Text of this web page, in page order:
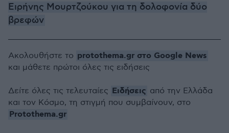
Ειρήνης Μουρτζούκου για τη δολοφονία δύο
βρεφών
Ακολουθήστε το protothema.gr στο Google News
και μάθετε πρώτοι όλες τις ειδήσεις
Δείτε όλες τις τελευταίες Ειδήσεις από την Ελλάδα
και τον Κόσμο, τη στιγμή που συμβαίνουν, στο
Protothema.gr